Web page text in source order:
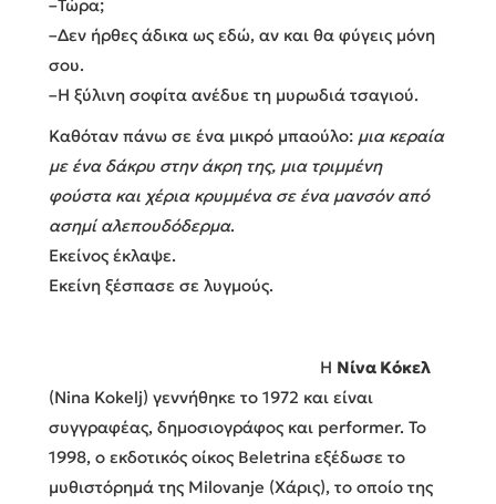
–Τώρα;
–Δεν ήρθες άδικα ως εδώ, αν και θα φύγεις μόνη
σου.
–Η ξύλινη σοφίτα ανέδυε τη μυρωδιά τσαγιού.
Καθόταν πάνω σε ένα μικρό μπαούλο: μια κεραία
με ένα δάκρυ στην άκρη της, μια τριμμένη
φούστα και χέρια κρυμμένα σε ένα μανσόν από
ασημί αλεπουδόδερμα.
Εκείνος έκλαψε.
Εκείνη ξέσπασε σε λυγμούς.
Η Νίνα Κόκελ
(Nina Kokelj) γεννήθηκε το 1972 και είναι
συγγραφέας, δημοσιογράφος και performer. Το
1998, ο εκδοτικός οίκος Beletrina εξέδωσε το
μυθιστόρημά της Milovanje (Χάρις), το οποίο της